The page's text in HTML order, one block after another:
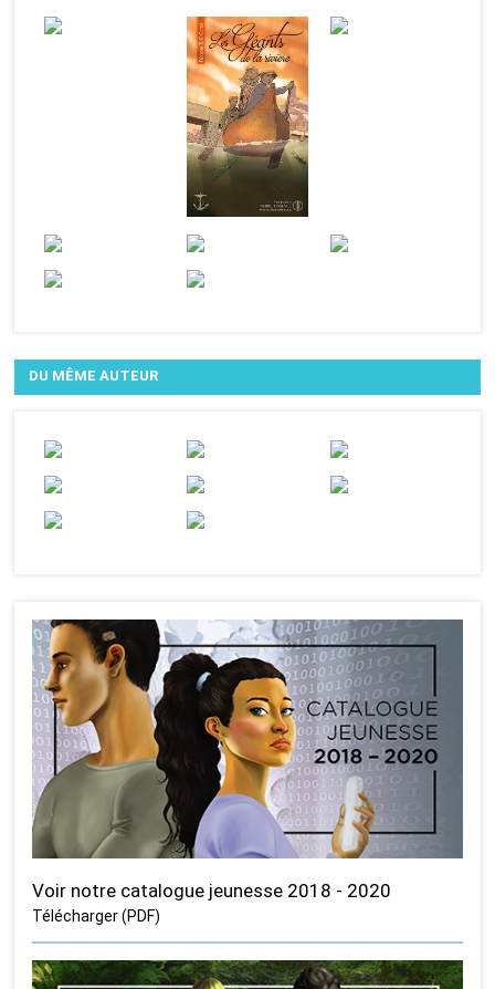
DU MÊME AUTEUR
Voir notre catalogue jeunesse 2018 - 2020
Télécharger (PDF)